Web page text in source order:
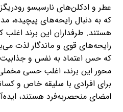
عطر و ادکلن‌های نارسیسو
که به دنبال رایحه‌های
هستند. طرفداران این برند اغلب
رایحه‌های قوی و ماندگار لذت
که حس اعتماد به نفس و جذابیت
محور این برند، اغلب حسی
برای افرادی با سلیقه خاص و
امضای منحصربه‌فرد هستند،